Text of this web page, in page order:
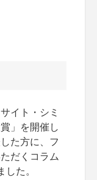
イト・シミ
」を開催し
た方に、フ
だくコラム
た。